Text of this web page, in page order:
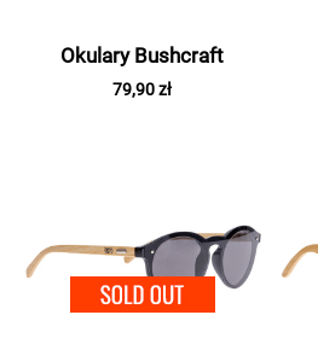
Okulary Bushcraft
79,90 zł
SOLD OUT